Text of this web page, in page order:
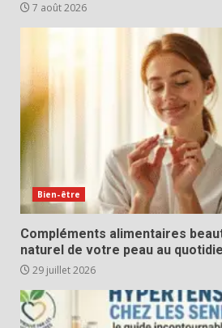
7 août 2026
Bien-être
Compléments alimentaires
naturel de votre peau au
29 juillet 2026